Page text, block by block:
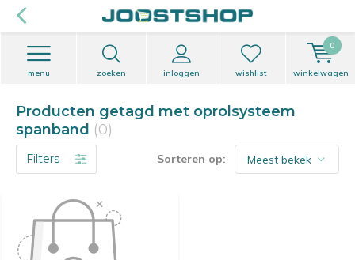
zoeken inloggen
menu wishlist winkelwagen
0
Producten getagd met oprolsysteem
spanband (0)
Filters Sorteren op: